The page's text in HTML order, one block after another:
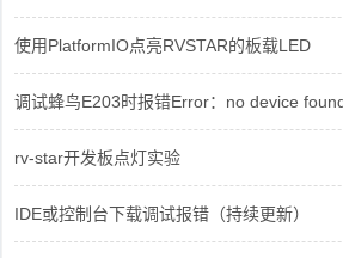
使用PlatformIO点亮RVSTAR的板载LED
调试蜂鸟E203时报错Error：no device
rv-star开发板点灯实验
IDE或控制台下载调试报错（持续更新）